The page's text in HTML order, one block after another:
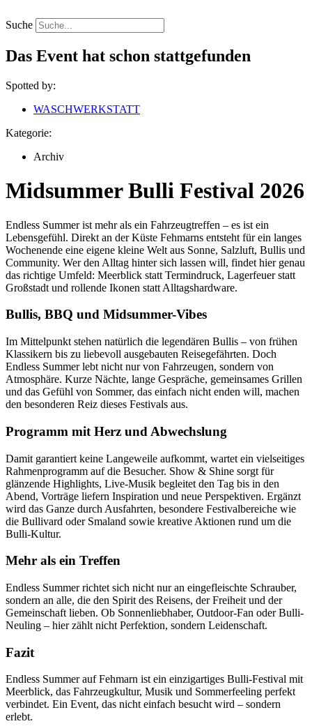
Inhalt
springen
Suche
Das Event hat schon stattgefunden
Spotted by:
WASCHWERKSTATT
Kategorie:
Archiv
Midsummer Bulli Festival 2026
Endless Summer ist mehr als ein Fahrzeugtreffen – es ist ein
Lebensgefühl. Direkt an der Küste Fehmarns entsteht für ein langes
Wochenende eine eigene kleine Welt aus Sonne, Salzluft, Bullis und
Community. Wer den Alltag hinter sich lassen will, findet hier genau
das richtige Umfeld: Meerblick statt Termindruck, Lagerfeuer statt
Großstadt und rollende Ikonen statt Alltagshardware.
Bullis, BBQ und Midsummer-Vibes
Im Mittelpunkt stehen natürlich die legendären Bullis – von frühen
Klassikern bis zu liebevoll ausgebauten Reisegefährten. Doch
Endless Summer lebt nicht nur von Fahrzeugen, sondern von
Atmosphäre. Kurze Nächte, lange Gespräche, gemeinsames Grillen
und das Gefühl von Sommer, das einfach nicht enden will, machen
den besonderen Reiz dieses Festivals aus.
Programm mit Herz und Abwechslung
Damit garantiert keine Langeweile aufkommt, wartet ein vielseitiges
Rahmenprogramm auf die Besucher. Show & Shine sorgt für
glänzende Highlights, Live-Musik begleitet den Tag bis in den
Abend, Vorträge liefern Inspiration und neue Perspektiven. Ergänzt
wird das Ganze durch Ausfahrten, besondere Festivalbereiche wie
die Bullivard oder Smaland sowie kreative Aktionen rund um die
Bulli-Kultur.
Mehr als ein Treffen
Endless Summer richtet sich nicht nur an eingefleischte Schrauber,
sondern an alle, die den Spirit des Reisens, der Freiheit und der
Gemeinschaft lieben. Ob Sonnenliebhaber, Outdoor-Fan oder Bulli-
Neuling – hier zählt nicht Perfektion, sondern Leidenschaft.
Fazit
Endless Summer auf Fehmarn ist ein einzigartiges Bulli-Festival mit
Meerblick, das Fahrzeugkultur, Musik und Sommerfeeling perfekt
verbindet. Ein Event, das nicht einfach besucht wird – sondern
erlebt.